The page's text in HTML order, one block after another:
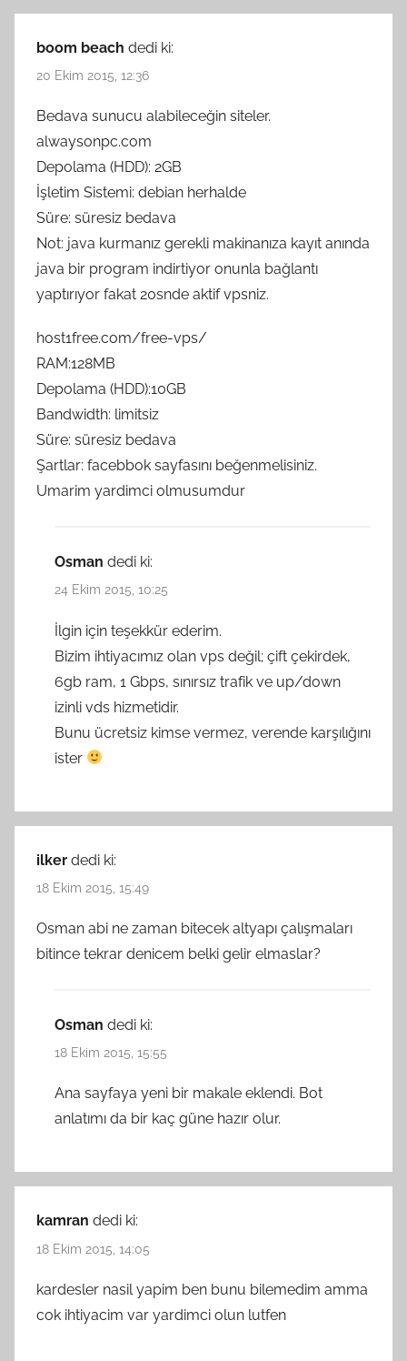
boom beach dedi ki:
20 Ekim 2015, 12:36
Bedava sunucu alabileceğin siteler.
alwaysonpc.com
Depolama (HDD): 2GB
İşletim Sistemi: debian herhalde
Süre: süresiz bedava
Not: java kurmanız gerekli makinanıza kayıt anında
java bir program indirtiyor onunla bağlantı
yaptırıyor fakat 20snde aktif vpsniz.
host1free.com/free-vps/
RAM:128MB
Depolama (HDD):10GB
Bandwidth: limitsiz
Süre: süresiz bedava
Şartlar: facebbok sayfasını beğenmelisiniz.
Umarim yardimci olmusumdur
Osman dedi ki:
24 Ekim 2015, 10:25
İlgin için teşekkür ederim.
Bizim ihtiyacımız olan vps değil; çift çekirdek,
6gb ram, 1 Gbps, sınırsız trafik ve up/down
izinli vds hizmetidir.
Bunu ücretsiz kimse vermez, verende karşılığını
ister
ilker dedi ki:
18 Ekim 2015, 15:49
Osman abi ne zaman bitecek altyapı çalışmaları
bitince tekrar denicem belki gelir elmaslar?
Osman dedi ki:
18 Ekim 2015, 15:55
Ana sayfaya yeni bir makale eklendi. Bot
anlatımı da bir kaç güne hazır olur.
kamran dedi ki:
18 Ekim 2015, 14:05
kardesler nasil yapim ben bunu bilemedim amma
cok ihtiyacim var yardimci olun lutfen